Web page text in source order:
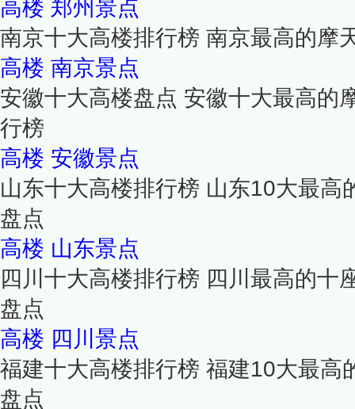
高楼 郑州景点
南京十大高楼排行榜 南京最高的摩
高楼 南京景点
安徽十大高楼盘点 安徽十大最高的
行榜
高楼 安徽景点
山东十大高楼排行榜 山东10大最高
盘点
高楼 山东景点
四川十大高楼排行榜 四川最高的十
盘点
高楼 四川景点
福建十大高楼排行榜 福建10大最高
盘点